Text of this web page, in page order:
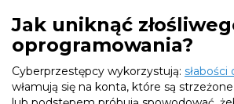
Jak uniknąć
oprogramowania?
Cyberprzestępcy wykorzystują:
włamują się na konta, które są strzeżone